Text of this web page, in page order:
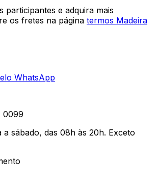
participantes e adquira mais
os fretes na página termos Madeira
WhatsApp
0099
a sábado, das 08h às 20h. Exceto